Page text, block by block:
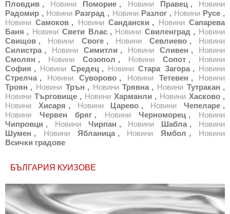
Пловдив , Новини Поморие , Новини Правец , Новини
Радомир , Новини Разград , Новини Разлог , Новини Русе ,
Новини Самоков , Новини Сандански , Новини Сапарева
Баня , Новини Свети Влас , Новини Свиленград , Новини
Свищов , Новини Своге , Новини Севлиево , Новини
Силистра , Новини Симитли , Новини Сливен , Новини
Смолян , Новини Созопол , Новини Сопот , Новини
София , Новини Средец , Новини Стара Загора , Новини
Стрелча , Новини Суворово , Новини Тетевен , Новини
Троян , Новини Трън , Новини Трявна , Новини Тутракан ,
Новини Търговище , Новини Харманли , Новини Хасково ,
Новини
Хисаря , Новини Царево , Новини Чепеларе ,
Новини
Червен бряг , Новини Черноморец , Новини
Чипровци , Новини Чирпан , Новини Шабла , Новини
Шумен , Новини Ябланица , Новини Ямбол , Новини
Всички градове
БЪЛГАРИЯ КУИЗОВЕ